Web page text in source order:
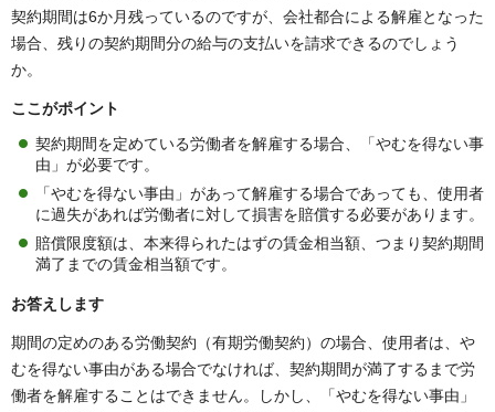
契約期間は6か月残っているのですが、会社都合による解雇となった
場合、残りの契約期間分の給与の支払いを請求できるのでしょう
か。
ここがポイント
契約期間を定めている労働者を解雇する場合、「やむを得ない事
由」が必要です。
「やむを得ない事由」があって解雇する場合であっても、使用者
に過失があれば労働者に対して損害を賠償する必要があります。
賠償限度額は、本来得られたはずの賃金相当額、つまり契約期間
満了までの賃金相当額です。
お答えします
期間の定めのある労働契約（有期労働契約）の場合、使用者は、や
むを得ない事由がある場合でなければ、契約期間が満了するまで労
働者を解雇することはできません。しかし、「やむを得ない事由」